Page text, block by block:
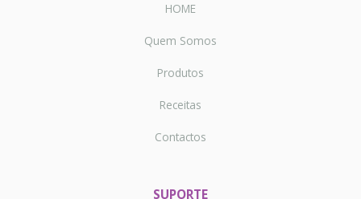
HOME
Quem Somos
Produtos
Receitas
Contactos
SUPORTE